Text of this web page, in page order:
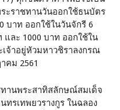
ะราชทานวันออกใช้ธนบัตร
บาท ออกใช้ในวันจักรี 6
ละ 1000 บาท ออกใช้ใน
จ้าอยู่หัวมหาวชิราลงกรณ
คม 2561
านพระสาทิสลักษณ์สมเด็จ
รเทพยวรางกูร ในฉลอง